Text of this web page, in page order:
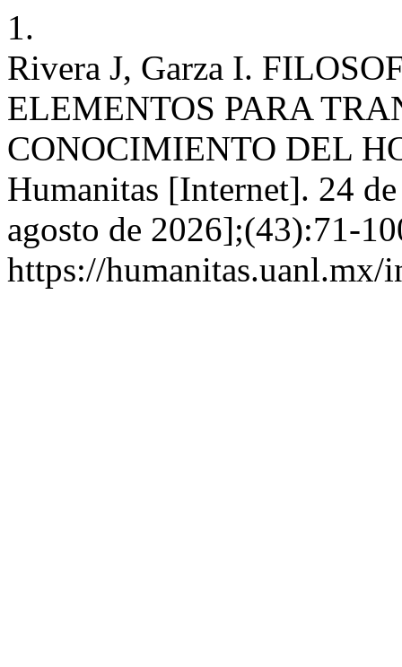
1.
Rivera J, Garza I.
ELEMENTOS PARA
CONOCIMIENTO DEL
Humanitas [Internet]. 24
agosto de 2026];(43):71-
https://